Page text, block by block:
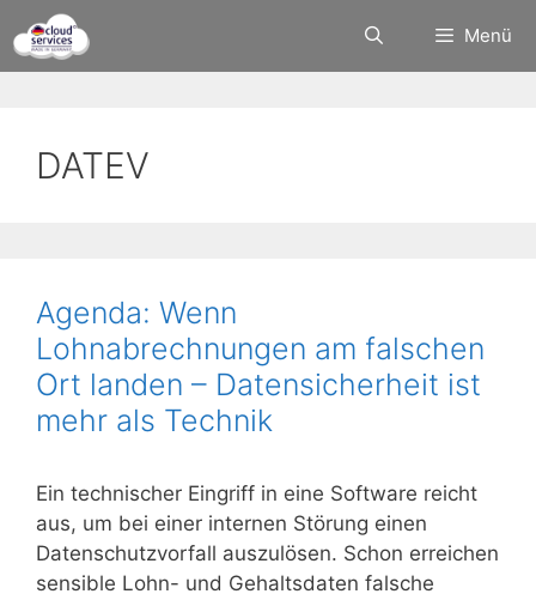
Inhalt
springen
Menü
DATEV
Agenda: Wenn
Lohnabrechnungen am falschen
Ort landen – Datensicherheit ist
mehr als Technik
Ein technischer Eingriff in eine Software reicht
aus, um bei einer internen Störung einen
Datenschutzvorfall auszulösen. Schon erreichen
sensible Lohn- und Gehaltsdaten falsche